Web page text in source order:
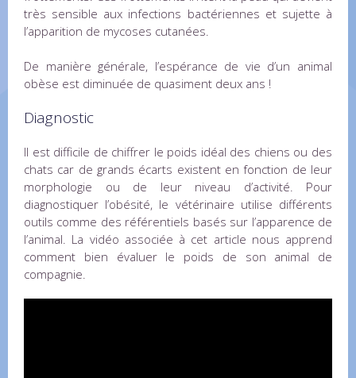
très sensible aux infections bactériennes et sujette à
l’apparition de mycoses cutanées.
De manière générale, l’espérance de vie d’un animal
obèse est diminuée de quasiment deux ans !
Diagnostic
Il est difficile de chiffrer le poids idéal des chiens ou des
chats car de grands écarts existent en fonction de leur
morphologie ou de leur niveau d’activité. Pour
diagnostiquer l’obésité, le vétérinaire utilise différents
outils comme des référentiels basés sur l’apparence de
l’animal. La vidéo associée à cet article nous apprend
comment bien évaluer le poids de son animal de
compagnie.